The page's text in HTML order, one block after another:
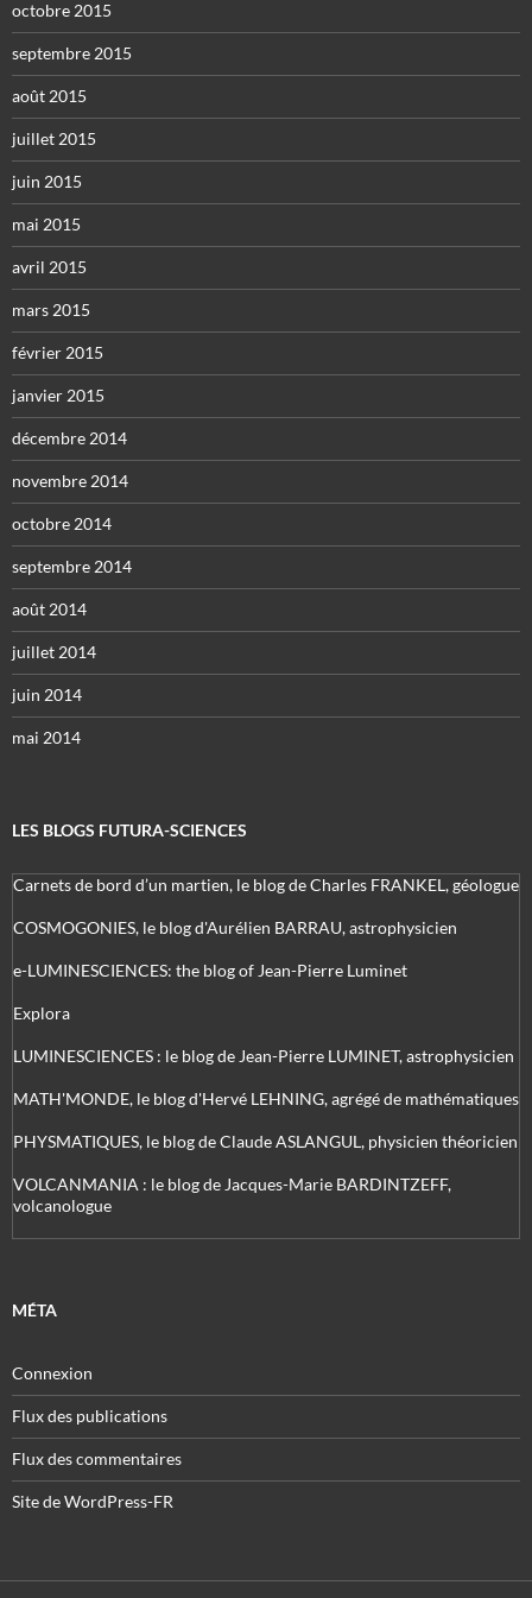
octobre 2015
septembre 2015
août 2015
juillet 2015
juin 2015
mai 2015
avril 2015
mars 2015
février 2015
janvier 2015
décembre 2014
novembre 2014
octobre 2014
septembre 2014
août 2014
juillet 2014
juin 2014
mai 2014
LES BLOGS FUTURA-SCIENCES
Carnets de bord d’un martien, le blog de Charles FRANKEL, géologue
COSMOGONIES, le blog d'Aurélien BARRAU, astrophysicien
e-LUMINESCIENCES: the blog of Jean-Pierre Luminet
Explora
LUMINESCIENCES : le blog de Jean-Pierre LUMINET, astrophysicien
MATH'MONDE, le blog d'Hervé LEHNING, agrégé de mathématiques
PHYSMATIQUES, le blog de Claude ASLANGUL, physicien théoricien
VOLCANMANIA : le blog de Jacques-Marie BARDINTZEFF,
volcanologue
MÉTA
Connexion
Flux des publications
Flux des commentaires
Site de WordPress-FR